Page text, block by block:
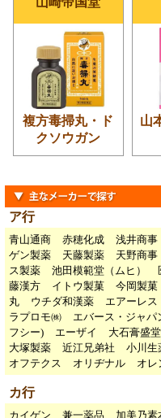
複方毒掃丸・ド
クソウガン
山
ア行
青山通商 赤穂化成 浅井商事
ゲン製薬
天藤製薬 天野商事
ス製薬
池田模範堂（ムヒ）
藤漢方
イトウ製菓 今岡製菓
丸
ウチダ和漢薬 エアーレス
ラプロモ㈱
エバース・ジャパ
フシー)
エーザイ 大石膏盛堂
大塚製薬
近江兄弟社 小川生
オフテクス
オリヂナル オレ
カ行
カイゲン 兼一薬品 加美乃素